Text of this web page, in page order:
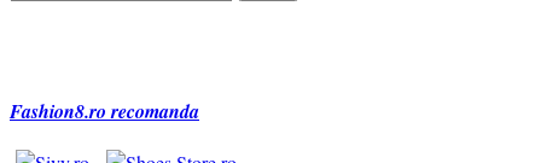
Fashion8.ro recomanda